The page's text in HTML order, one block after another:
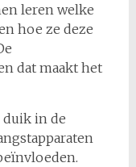
leren welke
hoe ze deze
dat maakt het
duik in de